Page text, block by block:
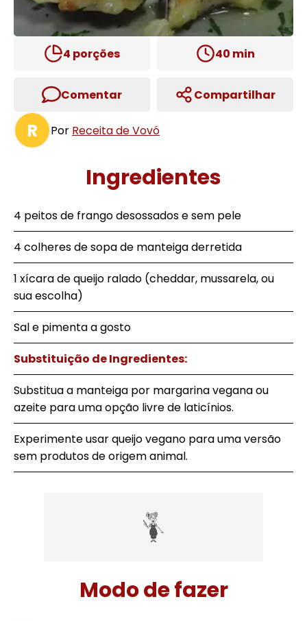
4 porções 40 min
Comentar Compartilhar
R Por Receita de Vovó
Ingredientes
4 peitos de frango desossados e sem pele
4 colheres de sopa de manteiga derretida
1 xícara de queijo ralado (cheddar, mussarela, ou
sua escolha)
Sal e pimenta a gosto
Substituição de Ingredientes:
Substitua a manteiga por margarina vegana ou
azeite para uma opção livre de laticínios.
Experimente usar queijo vegano para uma versão
sem produtos de origem animal.
Modo de fazer